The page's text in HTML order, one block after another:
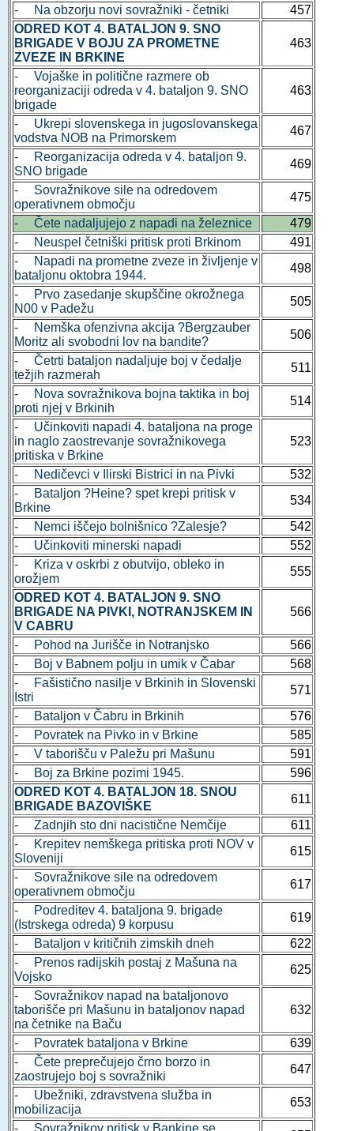
- Na obzorju novi sovražniki - četniki
457
ODRED KOT 4. BATALJON 9. SNO
BRIGADE V BOJU ZA PROMETNE
ZVEZE IN BRKINE
463
- Vojaške in politične razmere ob
reorganizaciji odreda v 4. bataljon 9. SNO
brigade
463
- Ukrepi slovenskega in jugoslovanskega
vodstva NOB na Primorskem
467
- Reorganizacija odreda v 4. bataljon 9.
SNO brigade
469
- Sovražnikove sile na odredovem
operativnem območju
475
- Čete nadaljujejo z napadi na železnice
479
- Neuspel četniški pritisk proti Brkinom
491
- Napadi na prometne zveze in življenje v
bataljonu oktobra 1944.
498
- Prvo zasedanje skupščine okrožnega
N00 v Padežu
505
- Nemška ofenzivna akcija ?Bergzauber
Moritz ali svobodni lov na bandite?
506
- Četrti bataljon nadaljuje boj v čedalje
težjih razmerah
511
- Nova sovražnikova bojna taktika in boj
proti njej v Brkinih
514
- Učinkoviti napadi 4. bataljona na proge
in naglo zaostrevanje sovražnikovega
pritiska v Brkine
523
- Nedičevci v Ilirski Bistrici in na Pivki
532
- Bataljon ?Heine? spet krepi pritisk v
Brkine
534
- Nemci iščejo bolnišnico ?Zalesje?
542
- Učinkoviti minerski napadi
552
- Kriza v oskrbi z obutvijo, obleko in
orožjem
555
ODRED KOT 4. BATALJON 9. SNO
BRIGADE NA PIVKI, NOTRANJSKEM IN
V CABRU
566
- Pohod na Jurišče in Notranjsko
566
- Boj v Babnem polju in umik v Čabar
568
- Fašistično nasilje v Brkinih in Slovenski
Istri
571
- Bataljon v Čabru in Brkinih
576
- Povratek na Pivko in v Brkine
585
- V taborišču v Paležu pri Mašunu
591
- Boj za Brkine pozimi 1945.
596
ODRED KOT 4. BATALJON 18. SNOU
BRIGADE BAZOVIŠKE
611
- Zadnjih sto dni nacistične Nemčije
611
- Krepitev nemškega pritiska proti NOV v
Sloveniji
615
- Sovražnikove sile na odredovem
operativnem območju
617
- Podreditev 4. bataljona 9. brigade
(Istrskega odreda) 9 korpusu
619
- Bataljon v kritičnih zimskih dneh
622
- Prenos radijskih postaj z Mašuna na
Vojsko
625
- Sovražnikov napad na bataljonovo
taborišče pri Mašunu in bataljonov napad
na četnike na Baču
632
- Povratek bataljona v Brkine
639
- Čete preprečujejo črno borzo in
zaostrujejo boj s sovražniki
647
- Ubežniki, zdravstvena služba in
mobilizacija
653
- Sovražnikov pritisk v Bankine se